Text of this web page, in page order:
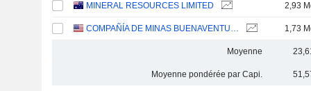
MINERAL RESOURCES LIMITED 2,93
COMPAÑÍA DE MINAS BUENAVENTURA S.A.A. 1,73
Moyenne
Moyenne pondérée par Capi.